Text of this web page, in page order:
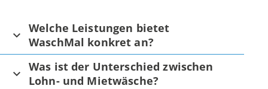
Welche Leistungen bietet
WaschMal konkret an?
Was ist der Unterschied zwischen
Lohn- und Mietwäsche?